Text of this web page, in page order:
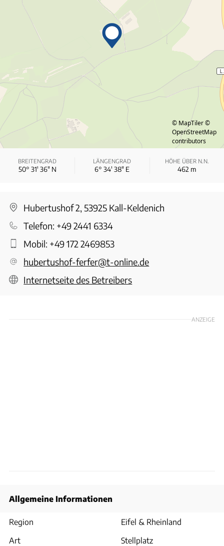
© MapTiler ©
OpenStreetMap
contributors
BREITENGRAD
50° 31′ 36″ N
LÄNGENGRAD
6° 34′ 38″ E
HÖHE ÜBER N.N.
462 m
Hubertushof 2, 53925 Kall-Keldenich
Telefon: +49 2441 6334
Mobil: +49 172 2469853
hubertushof-ferfer@t-online.de
Internetseite des Betreibers
ANZEIGE
Allgemeine Informationen
Region
Eifel & Rheinland
Art
Stellplatz